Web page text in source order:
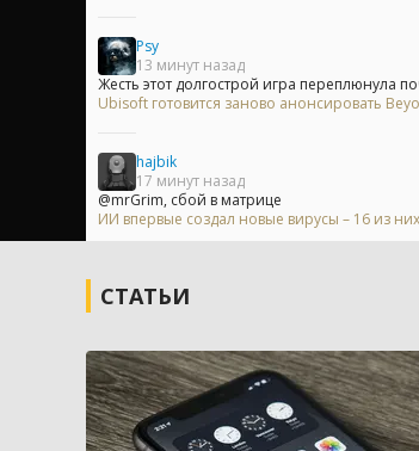
Psy
13 минут назад
Жесть этот долгострой игра переплюнула
Ubisoft готовится заново анонсировать
hajbik
17 минут назад
@mrGrim, сбой в матрице
ИИ впервые создал новые вирусы – 16 из
СТАТЬИ